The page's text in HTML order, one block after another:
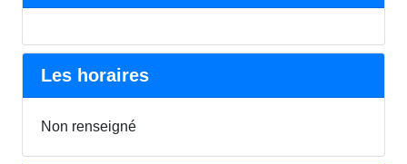
Les horaires
Non renseigné